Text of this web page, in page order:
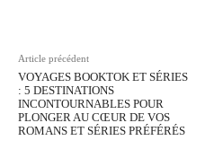
Article précédent
VOYAGES BOOKTOK ET SÉRIES
: 5 DESTINATIONS
INCONTOURNABLES POUR
PLONGER AU CŒUR DE VOS
ROMANS ET SÉRIES PRÉFÉRÉS